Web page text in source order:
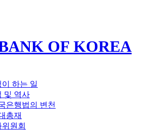
OF KOREA
하는 일
및 역사
은행법의 변천
총재
원회